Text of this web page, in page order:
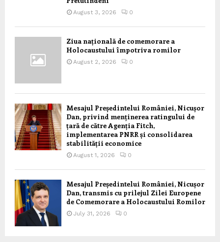
August 3, 2026 0
Ziua națională de comemorare a
Holocaustului împotriva romilor
August 2, 2026 0
Mesajul Președintelui României, Nicușor
Dan, privind menținerea ratingului de
țară de către Agenția Fitch,
implementarea PNRR și consolidarea
stabilității economice
August 1, 2026 0
Mesajul Președintelui României, Nicușor
Dan, transmis cu prilejul Zilei Europene
de Comemorare a Holocaustului Romilor
July 31, 2026 0